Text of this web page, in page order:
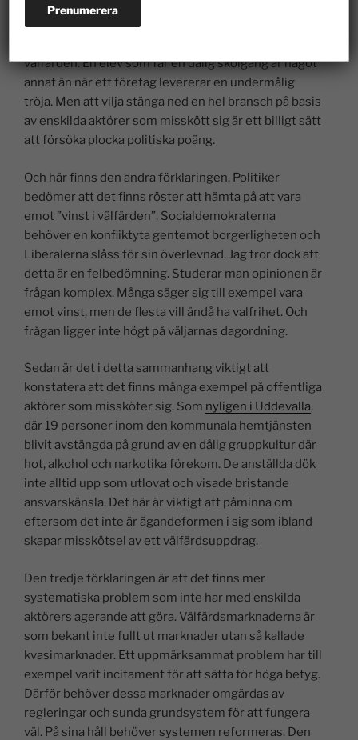
att försöka plocka politiska poäng.
välfärden. En elev som får en dålig skolgång är något
annat än när ett företag levererar en undermålig
tröja. Men att vilja stänga ned en hel bransch på basis
av enskilda aktörer som misskött sig är ett billigt sätt
att försöka plocka politiska poäng.
Och här finns den andra förklaringen. Politiker
bedömer att det finns röster att hämta på att vara
emot ”vinst i välfärden”. Socialdemokraterna
behöver en konfliktyta gentemot borgerligheten och
Liberalerna slåss för sin överlevnad. Jag tror dock att
detta är en felbedömning. Studerar man opinionen är
frågan komplex. Många säger sig till exempel vara
emot vinst, men de flesta vill ändå ha valfrihet. Och
frågan ligger inte högt på väljarnas dagordning.
Sedan är det i detta sammanhang viktigt att
konstatera att det finns många exempel på offentliga
aktörer som missköter sig. Som nyligen i Uddevalla,
där 19 personer inom den kommunala hemtjänsten
blivit avstängda på grund av en dålig gruppkultur där
hot, alkohol och narkotika förekom. De anställda dök
inte alltid upp som utlovat och visade bristande
ansvarskänsla. Det här är viktigt att påminna om
eftersom det inte är ägandeformen i sig som ibland
skapar misskötsel av ett välfärdsuppdrag.
Den tredje förklaringen är att det finns mer
systematiska problem som inte har med enskilda
aktörers agerande att göra. Välfärdsmarknaderna är
som bekant inte fullt ut marknader utan så kallade
kvasimarknader. Ett uppmärksammat problem har till
exempel varit incitament för att sätta för höga betyg.
Därför behöver dessa marknader omgärdas av
regleringar och sunda grundsystem för att fungera
väl. På sina håll behöver systemen reformeras. Den